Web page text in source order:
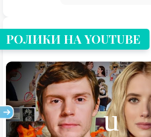
РОЛИКИ НА YOUTUBE